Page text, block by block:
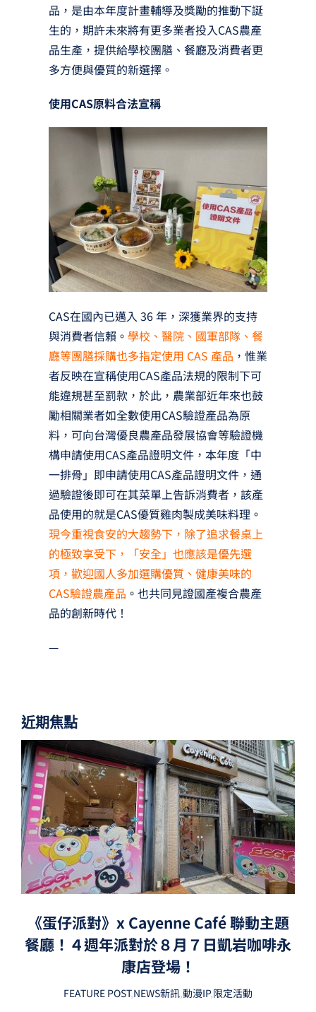
品，是由本年度計畫輔導及獎勵的推動下誕
生的，期許未來將有更多業者投入CAS農產
品生產，提供給學校團膳、餐廳及消費者更
多方便與優質的新選擇。
使用CAS原料合法宣稱
CAS在國內已邁入 36 年，深獲業界的支持
與消費者信賴。 學校、醫院、國軍部隊、餐
廳等團膳採購也多指定使用 CAS 產品 ，惟業
者反映在宣稱使用CAS產品法規的限制下可
能違規甚至罰款，於此，農業部近年來也鼓
勵相關業者如全數使用CAS驗證產品為原
料，可向台灣優良農產品發展協會等驗證機
構申請使用CAS產品證明文件，本年度「中
一排骨」即申請使用CAS產品證明文件，通
過驗證後即可在其菜單上告訴消費者，該產
品使用的就是CAS優質雞肉製成美味料理。
現今重視食安的大趨勢下，除了追求餐桌上
的極致享受下，「安全」也應該是優先選
項，歡迎國人多加選購優質、健康美味的
CAS驗證農產品 。也共同見證國產複合農產
品的創新時代！
—
近期焦點
《蛋仔派對》x Cayenne Café 聯動主題
餐廳！４週年派對於８月７日凱岩咖啡永
康店登場！
FEATURE POST,NEWS新訊,動漫IP,限定活動